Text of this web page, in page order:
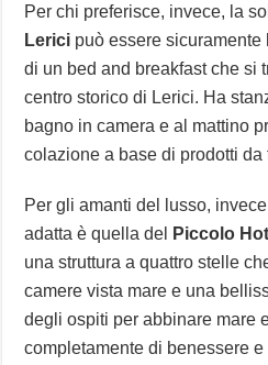
Per chi preferisce, invece, la
Lerici può essere sicuramente
di un bed and breakfast che si
centro storico di Lerici. Ha
bagno in camera e al mattino
colazione a base di prodotti
Per gli amanti del lusso,
adatta è quella del
Piccolo
una struttura a quattro stelle
camere vista mare e una
degli ospiti per abbinare mare
completamente di benessere